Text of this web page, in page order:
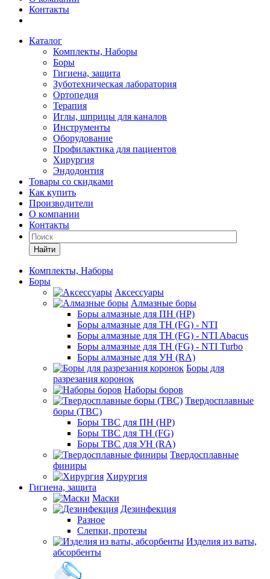
Контакты
Каталог
Комплекты, Наборы
Боры
Гигиена, защита
Зуботехническая лаборатория
Ортопедия
Терапия
Иглы, шприцы для каналов
Инструменты
Оборудование
Профилактика для пациентов
Хирургия
Эндодонтия
Товары со скидками
Как купить
Производители
О компании
Контакты
Найти
Комплекты, Наборы
Боры
Аксессуары
Алмазные боры
Боры алмазные для ПН (HP)
Боры алмазные для ТН (FG) - NTI
Боры алмазные для ТН (FG) - NTI Abacus
Боры алмазные для ТН (FG) - NTI Turbo
Боры алмазные для УН (RA)
Боры для
разрезания коронок
Наборы боров
Твердосплавные
боры (ТВС)
Боры ТВС для ПН (HP)
Боры ТВС для ТН (FG)
Боры ТВС для УН (RA)
Твердосплавные
финиры
Хирургия
Гигиена, защита
Маски
Дезинфекция
Разное
Слепки, протезы
Изделия из ваты,
абсорбенты